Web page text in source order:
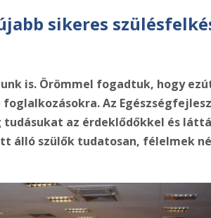
sikeres
is. Örömmel fogadtuk, hogy
Az
az érdeklődőkkel és
álló szülők tudatosan, félelmek